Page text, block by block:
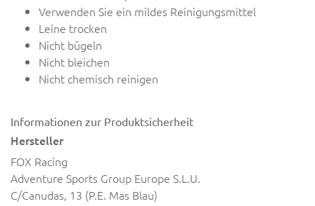
Verwenden Sie ein mildes Reinigungsmittel
Leine trocken
Nicht bügeln
Nicht bleichen
Nicht chemisch reinigen
Informationen zur Produktsicherheit
Hersteller
FOX Racing
Adventure Sports Group Europe S.L.U.
C/Canudas, 13 (P.E. Mas Blau)